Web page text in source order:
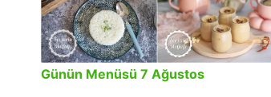
Günün Menüsü 7 Ağustos